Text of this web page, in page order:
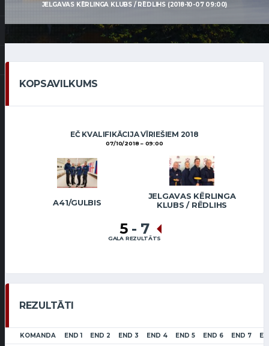
JELGAVAS KĒRLINGA KLUBS / RĒDLIHS (2018-10-07 09:00)
KOPSAVILKUMS
EČ KVALIFIKĀCIJA VĪRIEŠIEM 2018
07/10/2018 09:00
A41/GULBIS
JELGAVAS KĒRLINGA
KLUBS / RĒDLIHS
5 - 7
GALA REZULTĀTS
REZULTĀTI
KOMANDA END 1 END 2 END 3 END 4 END 5 END 6 END 7